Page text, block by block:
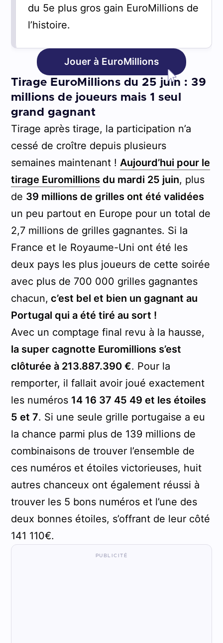
du 5e plus gros gain EuroMillions de
l’histoire.
Jouer à EuroMillions
Tirage EuroMillions du 25 juin : 39
millions de joueurs mais 1 seul
grand gagnant
Tirage après tirage, la participation n’a
cessé de croître depuis plusieurs
semaines maintenant ! Aujourd’hui pour le
tirage Euromillionsdu mardi 25 juin, plus
de 39 millions de grilles ont été validées
un peu partout en Europe pour un total de
2,7 millions de grilles gagnantes. Si la
France et le Royaume-Uni ont été les
deux pays les plus joueurs de cette soirée
avec plus de 700 000 grilles gagnantes
chacun, c’est bel et bien un gagnant au
Portugal qui a été tiré au sort !
Avec un comptage final revu à la hausse,
la super cagnotte Euromillions s’est
clôturée à 213.887.390 €. Pour la
remporter, il fallait avoir joué exactement
les numéros 14 16 37 45 49 et les étoiles
5 et 7. Si une seule grille portugaise a eu
la chance parmi plus de 139 millions de
combinaisons de trouver l’ensemble de
ces numéros et étoiles victorieuses, huit
autres chanceux ont également réussi à
trouver les 5 bons numéros et l’une des
deux bonnes étoiles, s’offrant de leur côté
141 110€.